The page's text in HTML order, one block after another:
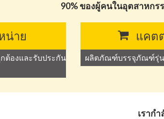
90% ของผู้คนในอุตสาหก
น่าย
ต้องและรับประกัน
แคต
ผลิตภัณฑ์บรรจุภัณฑ์รุ่น
เราก